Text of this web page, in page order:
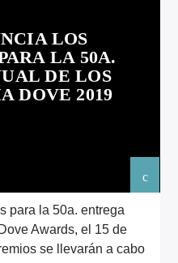
LOS
LA 50A.
DE LOS
DOVE 2019
para la 50a. entrega
Awards, el 15 de
se llevarán a cabo